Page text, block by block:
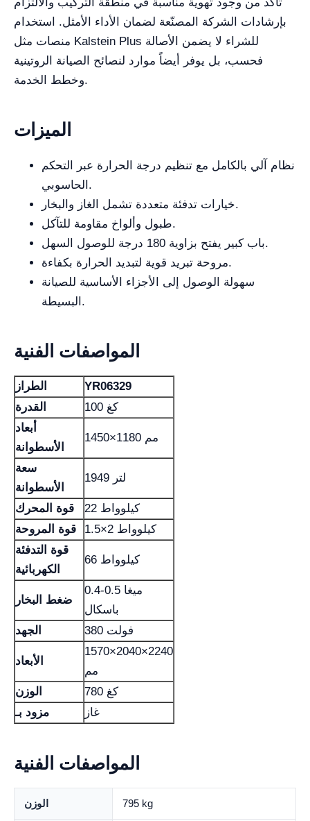
بإرشادات الشركة المصنّعة لضمان الأداء الأمثل. استخدام
منصات مثل Kalstein Plus للشراء لا يضمن الأصالة
فحسب، بل يوفر أيضاً موارد لنصائح الصيانة الروتينية
وخطط الخدمة.
الميزات
نظام آلي بالكامل مع تنظيم درجة الحرارة عبر التحكم
الحاسوبي.
خيارات تدفئة متعددة تشمل الغاز والبخار.
طبول وألواخ مقاومة للتآكل.
باب كبير يفتح بزاوية 180 درجة للوصول السهل.
مروحة تبريد قوية لتبديد الحرارة بكفاءة.
سهولة الوصول إلى الأجزاء الأساسية للصيانة
البسيطة.
المواصفات الفنية
الطراز
YR06329
القدرة
100 كغ
أبعاد
الأسطوانة
1450×1180 مم
سعة
الأسطوانة
1949 لتر
قوة المحرك
22 كيلوواط
قوة المروحة
1.5×2 كيلوواط
قوة التدفئة
الكهربائية
66 كيلوواط
ضغط البخار
0.4-0.5 ميغا
باسكال
الجهد
380 فولت
الأبعاد
1570×2040×2240
مم
الوزن
780 كغ
مزود بـ
غاز
المواصفات الفنية
الوزن 795 kg